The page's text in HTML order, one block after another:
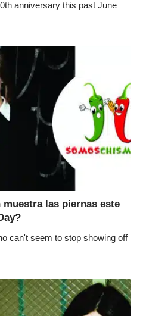
anniversary this past June
las piernas este
can't seem to stop showing off